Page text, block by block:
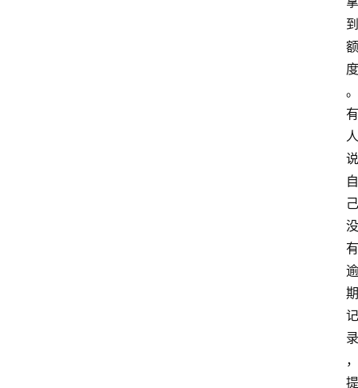
到
额
度
。
有
人
说
自
己
没
有
逾
期
记
录
，
提